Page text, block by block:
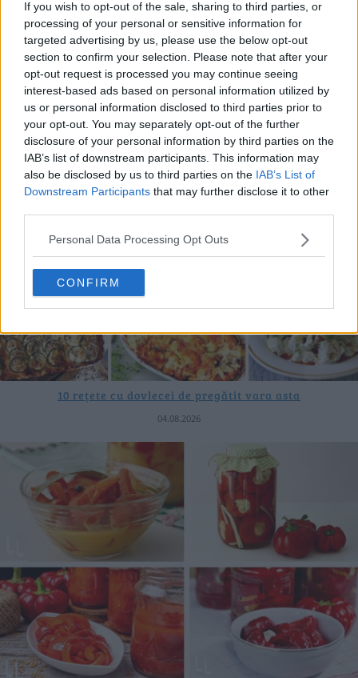
If you wish to opt-out of the sale, sharing to third parties, or
processing of your personal or sensitive information for
targeted advertising by us, please use the below opt-out
section to confirm your selection. Please note that after your
opt-out request is processed you may continue seeing
interest-based ads based on personal information utilized by
us or personal information disclosed to third parties prior to
your opt-out. You may separately opt-out of the further
disclosure of your personal information by third parties on the
IAB’s list of downstream participants. This information may
also be disclosed by us to third parties on the IAB’s List of
Downstream Participants that may further disclose it to other
Personal Data Processing Opt Outs
CONFIRM
20 de rețete de salate de vară fără prelucrare termică
06.08.2026
10 rețete cu dovlecei de pregătit vara asta
04.08.2026